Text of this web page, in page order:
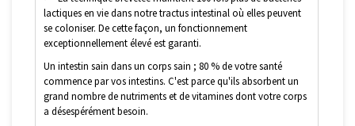
lactiques en vie dans notre tractus intestinal où elles peuvent
se coloniser. De cette façon, un fonctionnement
exceptionnellement élevé est garanti.
Un intestin sain dans un corps sain ; 80 % de votre santé
commence par vos intestins. C'est parce qu'ils absorbent un
grand nombre de nutriments et de vitamines dont votre corps
a désespérément besoin.